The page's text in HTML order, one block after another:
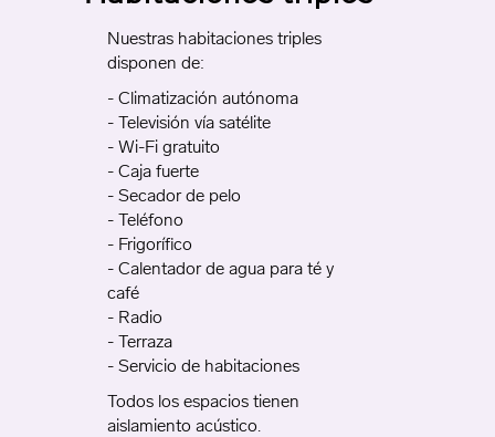
Nuestras habitaciones triples
disponen de:
- Climatización autónoma
- Televisión vía satélite
- Wi-Fi gratuito
- Caja fuerte
- Secador de pelo
- Teléfono
- Frigorífico
- Calentador de agua para té y
café
- Radio
- Terraza
- Servicio de habitaciones
Todos los espacios tienen
aislamiento acústico.